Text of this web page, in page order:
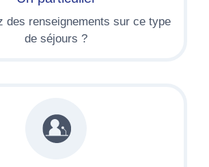
des renseignements sur ce type
de séjours ?